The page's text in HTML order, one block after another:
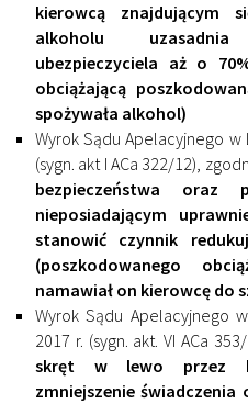
kierowcą znajdującym
alkoholu
ubezpieczyciela aż o
obciążającą
spożywała alkohol)
Wyrok Sądu Apelacyjnego w
(sygn. akt I ACa 322/12),
bezpieczeństwa oraz
nieposiadającym
stanowić czynnik
(poszkodowanego
namawiał on kierowcę do
Wyrok Sądu Apelacyjnego
2017 r. (sygn. akt. VI ACa
skręt w lewo przez
zmniejszenie świadczenia